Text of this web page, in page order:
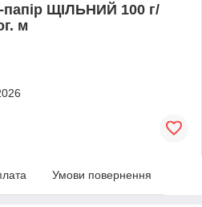
ЩІЛЬНИЙ 100 г/
м
Умови повернення